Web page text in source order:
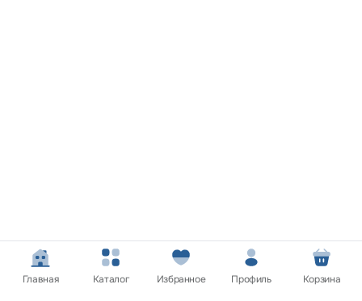
Главная Каталог Избранное Профиль Корзина